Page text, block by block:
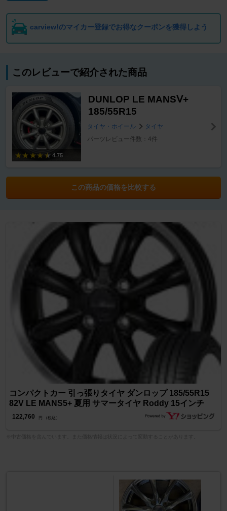
carview!のマイカー登録でお得なクーポンを獲得しよう
このレビューで紹介された商品
4.75
DUNLOP LE MANSⅤ+
185/55R15
タイヤ・ホイール
タイヤ
パーツレビュー件数：4件
この商品の価格を比較する
コンパクトカー 引っ張りタイヤ ダンロップ 185/55R15
82V LE MANS5+ 夏用 サマータイヤ Roddy 15インチ
122,760 円 （税込）